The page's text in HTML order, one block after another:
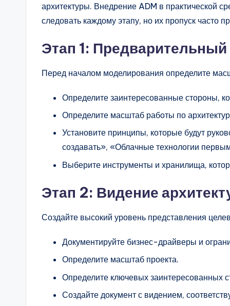
архитектуры. Внедрение ADM в практической
следовать каждому этапу, но их пропуск часто
Этап 1: Предварительный
Перед началом моделирования определите
Определите заинтересованные стороны,
Определите масштаб работы по
Установите принципы, которые будут
создавать», «Облачные технологии
Выберите инструменты и хранилища,
Этап 2: Видение
Создайте высокий уровень представления
Документируйте бизнес-драйверы и
Определите масштаб проекта.
Определите ключевых заинтересованных
Создайте документ с видением,